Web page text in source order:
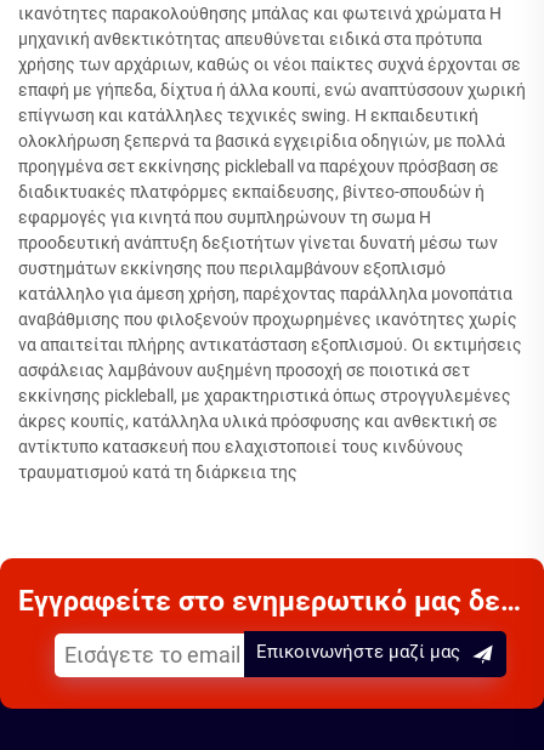
ικανότητες παρακολούθησης μπάλας και φωτεινά χρώματα Η
μηχανική ανθεκτικότητας απευθύνεται ειδικά στα πρότυπα
χρήσης των αρχάριων, καθώς οι νέοι παίκτες συχνά έρχονται σε
επαφή με γήπεδα, δίχτυα ή άλλα κουπί, ενώ αναπτύσσουν χωρική
επίγνωση και κατάλληλες τεχνικές swing. Η εκπαιδευτική
ολοκλήρωση ξεπερνά τα βασικά εγχειρίδια οδηγιών, με πολλά
προηγμένα σετ εκκίνησης pickleball να παρέχουν πρόσβαση σε
διαδικτυακές πλατφόρμες εκπαίδευσης, βίντεο-σπουδών ή
εφαρμογές για κινητά που συμπληρώνουν τη σωμα Η
προοδευτική ανάπτυξη δεξιοτήτων γίνεται δυνατή μέσω των
συστημάτων εκκίνησης που περιλαμβάνουν εξοπλισμό
κατάλληλο για άμεση χρήση, παρέχοντας παράλληλα μονοπάτια
αναβάθμισης που φιλοξενούν προχωρημένες ικανότητες χωρίς
να απαιτείται πλήρης αντικατάσταση εξοπλισμού. Οι εκτιμήσεις
ασφάλειας λαμβάνουν αυξημένη προσοχή σε ποιοτικά σετ
εκκίνησης pickleball, με χαρακτηριστικά όπως στρογγυλεμένες
άκρες κουπίς, κατάλληλα υλικά πρόσφυσης και ανθεκτική σε
αντίκτυπο κατασκευή που ελαχιστοποιεί τους κινδύνους
τραυματισμού κατά τη διάρκεια της
Εγγραφείτε στο ενημερωτικό μας δελτίο
Επικοινωνήστε μαζί μας